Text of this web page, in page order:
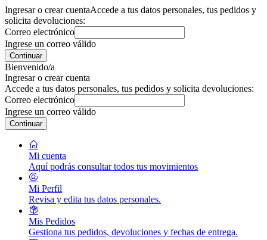
Ingresar o crear cuentaAccede a tus datos personales, tus pedidos y
solicita devoluciones:
Correo electrónico
Ingrese un correo válido
Continuar
Bienvenido/a
Ingresar o crear cuenta
Accede a tus datos personales, tus pedidos y solicita devoluciones:
Correo electrónico
Ingrese un correo válido
Continuar
Mi cuenta
Aquí podrás consultar todos tus movimientos
Mi Perfil
Revisa y edita tus datos personales.
Mis Pedidos
Gestiona tus pedidos, devoluciones y fechas de entrega.